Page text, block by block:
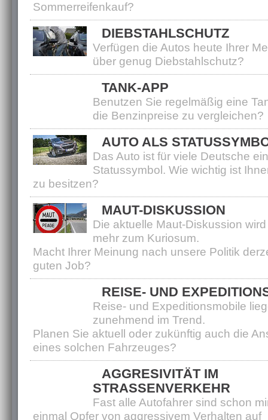
Sommerreifenkauf?
DIEBSTAHLSCHUTZ
Verfügen die Autos heute Ihrer
über genug Diebstahlschutz?
TANK-APP
Benutzen Sie regelmäßig eine
die Benzinpreise zu vergleichen?
AUTO ALS
Das Auto ist für viele Deutsche
Statussymbol. Wie wichtig ist
zu besitzen?
MAUT-DISKUSSION
Die aktuelle Maut-Diskussion
mehr zum Kuriosum.
Macht Ihrer Meinung nach unsere Politik
guten Job?
REISE- UND
Reise- und Expeditionsmobile
zunehmend im Trend.
Planen Sie aktuell oder zukünftig auch die
eines solchen Fahrzeuges?
AGGRESIVITÄT IM
STRASSENVERKEHR
Fast alle Autofahrer sind schon
einmal Opfer von aggressivem Verhalten auf